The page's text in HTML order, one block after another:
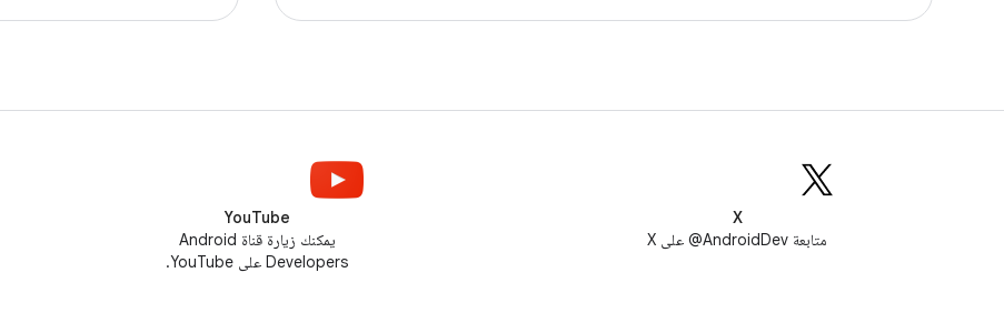
X
متابعة AndroidDev@ على X
YouTube
يمكنك زيارة قناة Android
Developers على YouTube.